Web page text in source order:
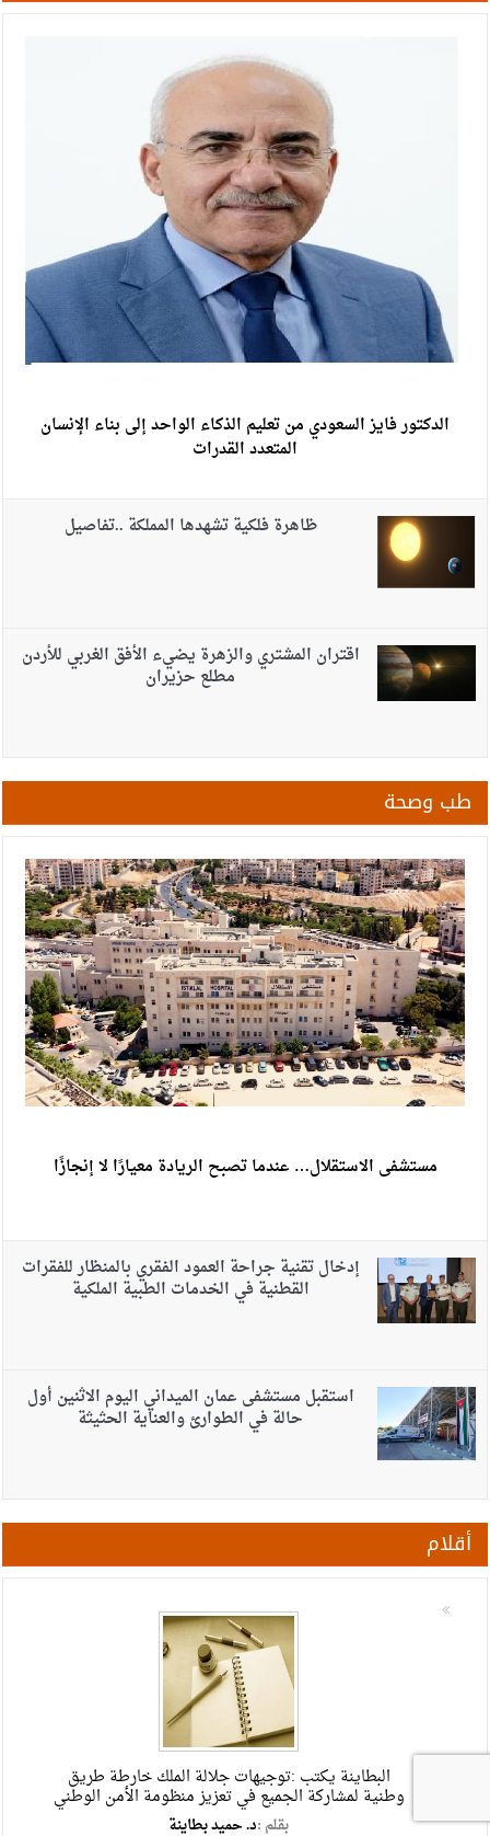
الدكتور فايز السعودي من تعليم الذكاء الواحد إلى بناء الإنسان
المتعدد القدرات
ظاهرة فلكية تشهدها المملكة ..تفاصيل
اقتران المشتري والزهرة يضيء الأفق الغربي للأردن
مطلع حزيران
طب وصحة
مستشفى الاستقلال… عندما تصبح الريادة معيارًا لا إنجازًا
إدخال تقنية جراحة العمود الفقري بالمنظار للفقرات
القطنية في الخدمات الطبية الملكية
استقبل مستشفى عمان الميداني اليوم الاثنين أول
حالة في الطوارئ والعناية الحثيثة
أقلام
البطاينة يكتب :توجيهات جلالة الملك خارطة طريق
وطنية لمشاركة الجميع في تعزيز منظومة الأمن الوطني
بقلم :د. حميد بطاينة